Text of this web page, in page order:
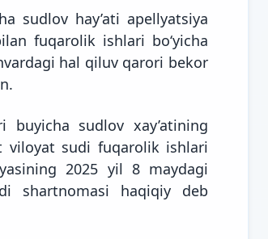
sudlov hay’ati apellyatsiya
fuqarolik ishlari bo‘yicha
hal qiluv qarori bekor
sudlov xay’atining
viloyat sudi fuqarolik ishlari
2025 yil 8 maydagi
shartnomasi haqiqiy deb